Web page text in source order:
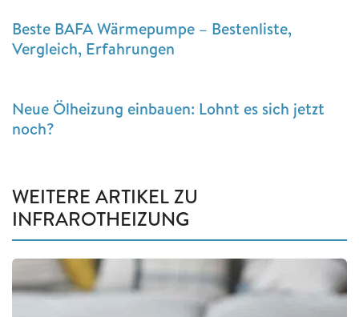
Beste BAFA Wärmepumpe – Bestenliste,
Vergleich, Erfahrungen
Neue Ölheizung einbauen: Lohnt es sich jetzt
noch?
WEITERE ARTIKEL ZU
INFRAROTHEIZUNG